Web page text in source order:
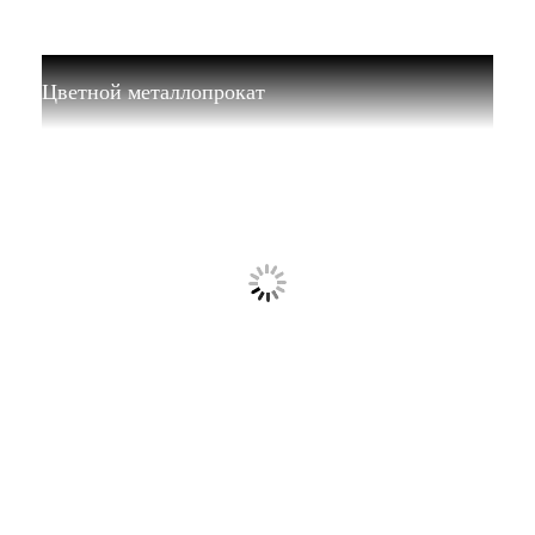
Цветной металлопрокат